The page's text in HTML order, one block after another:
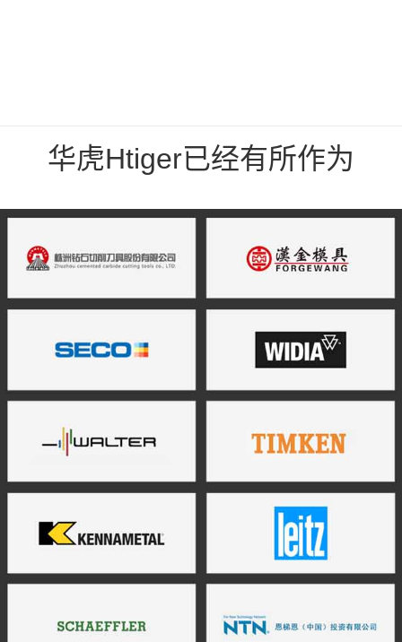
华虎Htiger已经有所作为